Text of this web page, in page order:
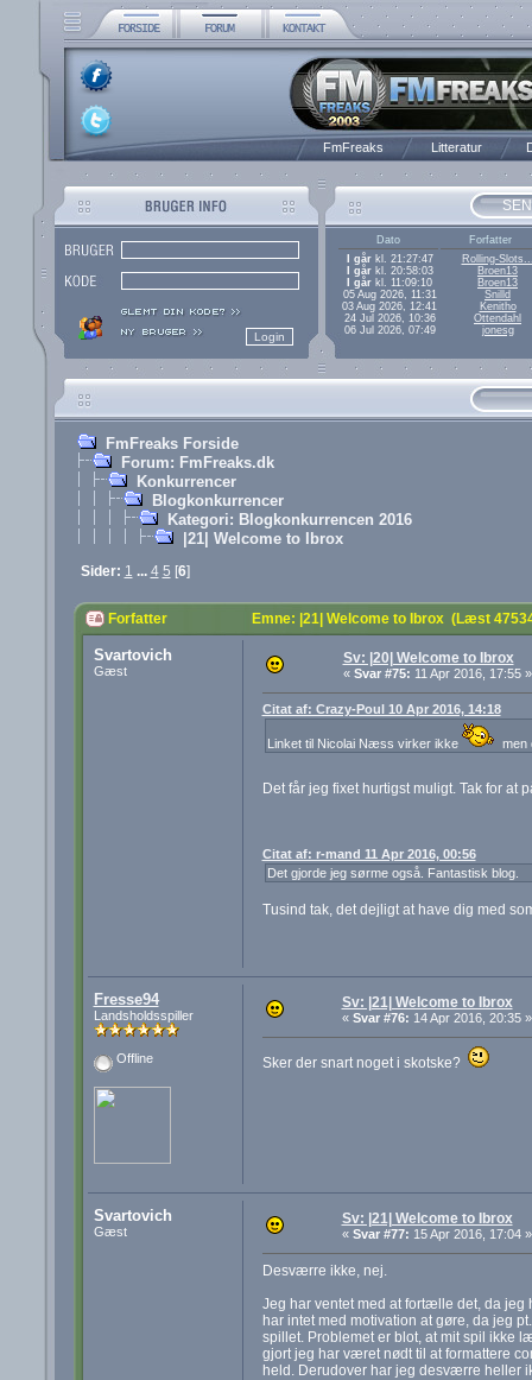
FmFreaks Litteratur
Dato
Forfatter
I gårkl. 21:27:47
Rolling-
I gårkl. 20:58:03
Broen13
I går kl. 11:09:10
Broen13
05 Aug 2026, 11:31
Snilld
03 Aug 2026, 12:41
Kenitho
24 Jul 2026, 10:36
Ottendahl
06 Jul 2026, 07:49
jonesg
FmFreaks Forside
Forum: FmFreaks.dk
Konkurrencer
Blogkonkurrencer
Kategori: Blogkonkurrencen 2016
|21| Welcome to Ibrox
Sider: 1 ... 4 5 [6]
Forfatter Emne: |21| Welcome to Ibrox (Læst
Svartovich
Gæst
Sv: |20| Welcome to Ibrox
« Svar #75: 11 Apr 2016, 17:55 »
Citat af: Crazy-Poul 10 Apr 2016, 14:18
Linket til Nicolai Næss virker ikke men
Det får jeg fixet hurtigst muligt. Tak for at
Citat af: r-mand 11 Apr 2016, 00:56
Det gjorde jeg sørme også. Fantastisk blog.
Tusind tak, det dejligt at have dig med
Fresse94
Landsholdsspiller
Offline
Sv: |21| Welcome to Ibrox
« Svar #76: 14 Apr 2016, 20:35 »
Sker der snart noget i skotske?
Svartovich
Gæst
Sv: |21| Welcome to Ibrox
« Svar #77: 15 Apr 2016, 17:04 »
Desværre ikke, nej.
Jeg har ventet med at fortælle det, da jeg
har intet med motivation at gøre, da jeg
spillet. Problemet er blot, at mit spil ikke
gjort jeg har været nødt til at formattere
held. Derudover har jeg desværre heller